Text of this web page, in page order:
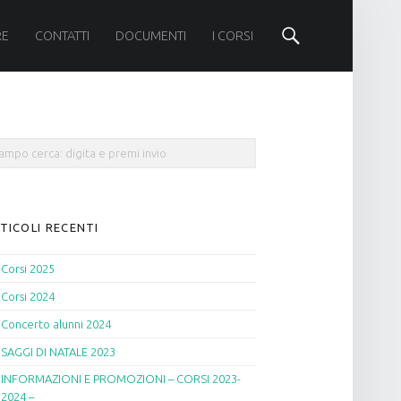
CONTATTI DOCUMENTI I CORSI
RECENTI
Corsi 2025
Corsi 2024
Concerto alunni 2024
SAGGI DI NATALE 2023
INFORMAZIONI E PROMOZIONI – CORSI 2023-
2024 –